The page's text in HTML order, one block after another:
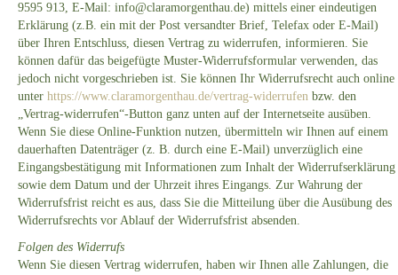
9595 913, E-Mail: info@claramorgenthau.de) mittels einer eindeutigen
Erklärung (z.B. ein mit der Post versandter Brief, Telefax oder E-Mail)
über Ihren Entschluss, diesen Vertrag zu widerrufen, informieren. Sie
können dafür das beigefügte Muster-Widerrufsformular verwenden, das
jedoch nicht vorgeschrieben ist. Sie können Ihr Widerrufsrecht auch online
unter https://www.claramorgenthau.de/vertrag-widerrufen bzw. den
„Vertrag-widerrufen“-Button ganz unten auf der Internetseite ausüben.
Wenn Sie diese Online-Funktion nutzen, übermitteln wir Ihnen auf einem
dauerhaften Datenträger (z. B. durch eine E-Mail) unverzüglich eine
Eingangsbestätigung mit Informationen zum Inhalt der Widerrufserklärung
sowie dem Datum und der Uhrzeit ihres Eingangs. Zur Wahrung der
Widerrufsfrist reicht es aus, dass Sie die Mitteilung über die Ausübung des
Widerrufsrechts vor Ablauf der Widerrufsfrist absenden.
Folgen des Widerrufs
Wenn Sie diesen Vertrag widerrufen, haben wir Ihnen alle Zahlungen, die